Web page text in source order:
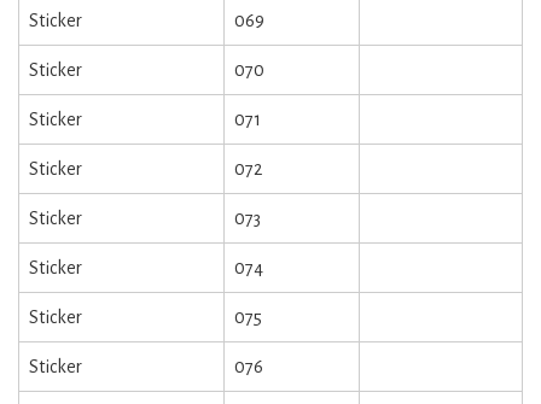
Sticker 069
Sticker 070
Sticker 071
Sticker 072
Sticker 073
Sticker 074
Sticker 075
Sticker 076